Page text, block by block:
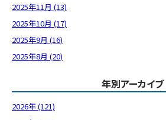
2025年11月 (13)
2025年10月 (17)
2025年9月 (16)
2025年8月 (20)
年別アーカイブ
2026年 (121)